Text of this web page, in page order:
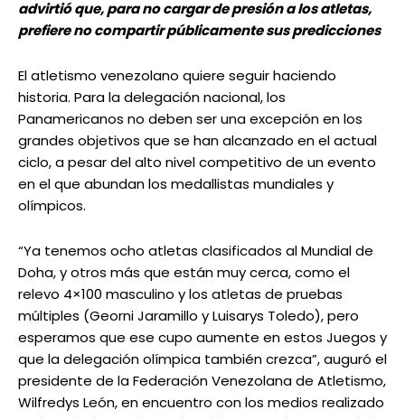
advirtió que, para no cargar de presión a los atletas,
prefiere no compartir públicamente sus predicciones
El atletismo venezolano quiere seguir haciendo
historia. Para la delegación nacional, los
Panamericanos no deben ser una excepción en los
grandes objetivos que se han alcanzado en el actual
ciclo, a pesar del alto nivel competitivo de un evento
en el que abundan los medallistas mundiales y
olímpicos.
“Ya tenemos ocho atletas clasificados al Mundial de
Doha, y otros más que están muy cerca, como el
relevo 4×100 masculino y los atletas de pruebas
múltiples (Georni Jaramillo y Luisarys Toledo), pero
esperamos que ese cupo aumente en estos Juegos y
que la delegación olímpica también crezca”, auguró el
presidente de la Federación Venezolana de Atletismo,
Wilfredys León, en encuentro con los medios realizado